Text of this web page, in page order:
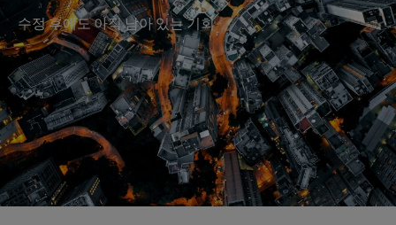
수정 후에도 아직 남아 있는 기회